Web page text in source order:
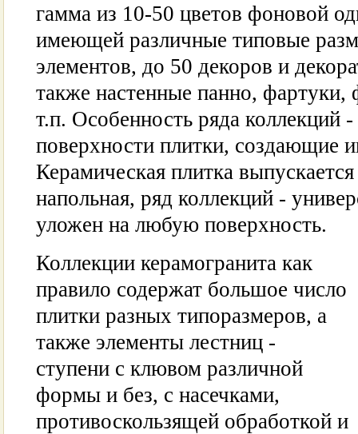
гамма из 10-50 цветов фоновой
имеющей различные типовые
элементов, до 50 декоров и
также настенные панно,
т.п. Особенность ряда коллекций
поверхности плитки, создающие
Керамическая плитка
напольная, ряд коллекций -
уложен на любую поверхность.
Коллекции керамогранита как
правило содержат большое число
плитки разных типоразмеров, а
также элементы лестниц -
ступени с клювом различной
формы и без, с насечками,
противоскользящей обработкой и